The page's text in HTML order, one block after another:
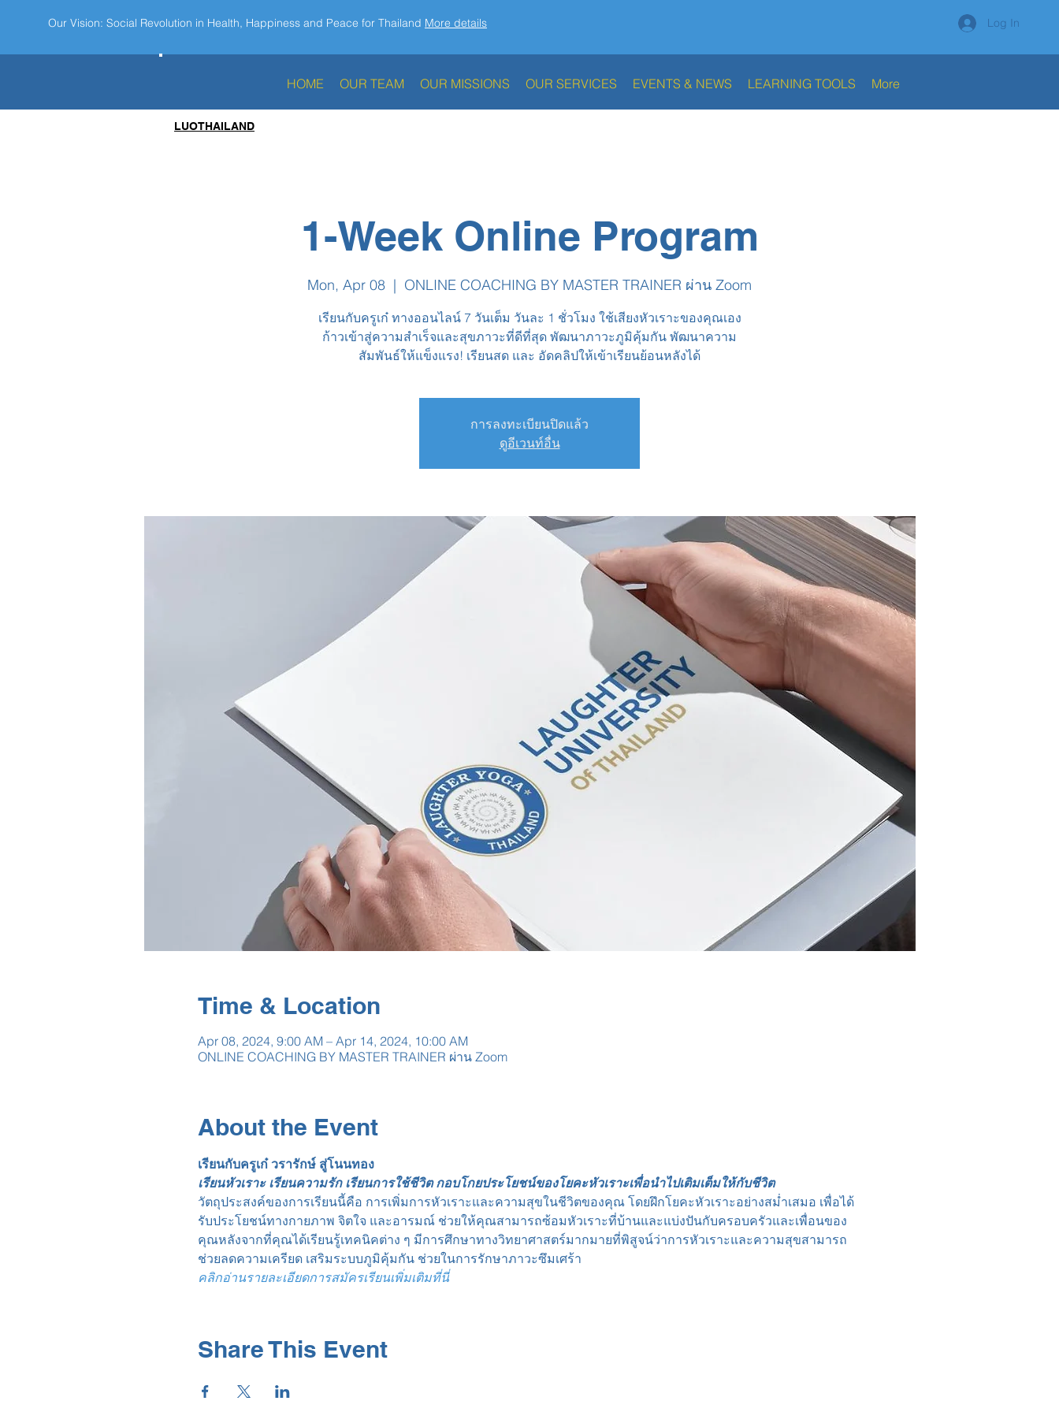
Our Vision: Social Revolution in Health, Happiness and Peace for Thailand More details Log In
HOME OUR TEAM OUR MISSIONS OUR SERVICES EVENTS & NEWS LEARNING TOOLS More
1-Week Online Program
Mon, Apr 08
  |
ONLINE COACHING BY MASTER TRAINER ผ่าน Zoom
เรียนกับครูเก๋ ทางออนไลน์ 7 วันเต็ม วันละ 1 ชั่วโมง ใช้เสียงหัวเราะของคุณเอง
ก้าวเข้าสู่ความสำเร็จและสุขภาวะที่ดีที่สุด พัฒนาภาวะภูมิคุ้มกัน พัฒนาความ
สัมพันธ์ให้แข็งแรง! เรียนสด และ อัดคลิปให้เข้าเรียนย้อนหลังได้
การลงทะเบียนปิดแล้ว
ดูอีเวนท์อื่น
Time & Location
Apr 08, 2024, 9:00 AM – Apr 14, 2024, 10:00 AM
ONLINE COACHING BY MASTER TRAINER ผ่าน Zoom
About the Event
เรียนกับครูเก๋ วรารักษ์ สู่โนนทอง
เรียนหัวเราะ เรียนความรัก เรียนการใช้ชีวิต กอบโกยประโยชน์ของโยคะหัวเราะเพื่อนำไปเติมเต็มให้กับชีวิต
วัตถุประสงค์ของการเรียนนี้คือ การเพิ่มการหัวเราะและความสุขในชีวิตของคุณ โดยฝึกโยคะหัวเราะอย่างสม่ำเสมอ เพื่อได้
รับประโยชน์ทางกายภาพ จิตใจ และอารมณ์ ช่วยให้คุณสามารถซ้อมหัวเราะที่บ้านและแบ่งปันกับครอบครัวและเพื่อนของ
คุณหลังจากที่คุณได้เรียนรู้เทคนิคต่าง ๆ มีการศึกษาทางวิทยาศาสตร์มากมายที่พิสูจน์ว่าการหัวเราะและความสุขสามารถ
ช่วยลดความเครียด เสริมระบบภูมิคุ้มกัน ช่วยในการรักษาภาวะซึมเศร้า
คลิกอ่านรายละเอียดการสมัครเรียนเพิ่มเติมที่นี่
Share This Event
LUOTHAILAND